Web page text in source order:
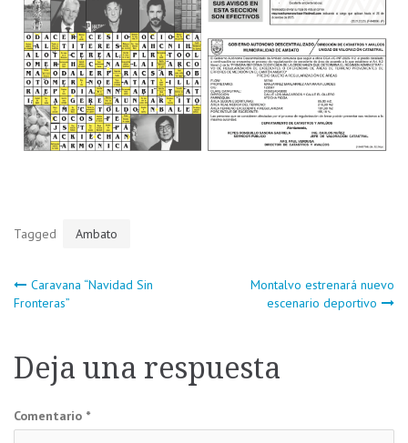
Tagged Ambato
Navegación
entradas
Caravana “Navidad Sin
Fronteras”
Montalvo estrenará nuevo
escenario deportivo
Deja una respuesta
Comentario *